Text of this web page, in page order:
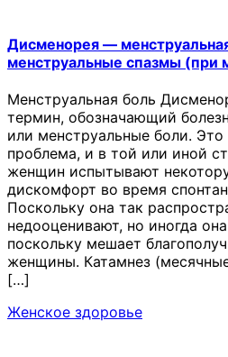
Дисменорея —
менструальные спазмы (при
Менструальная боль
термин, обозначающий
или менструальные боли. Это
проблема, и в той или иной
женщин испытывают
дискомфорт во время
Поскольку она так
недооценивают, но иногда
поскольку мешает
женщины. Катамнез
[…]
Женское здоровье